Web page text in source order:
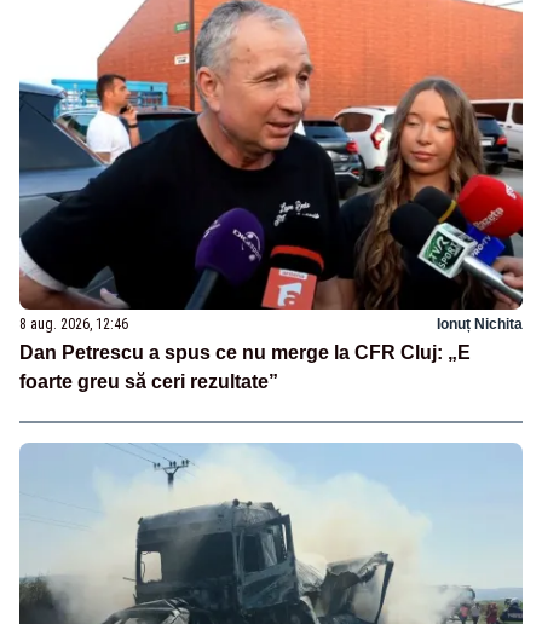
8 aug. 2026, 12:46 Ionuț Nichita
Dan Petrescu a spus ce nu merge la CFR Cluj: „E
foarte greu să ceri rezultate”